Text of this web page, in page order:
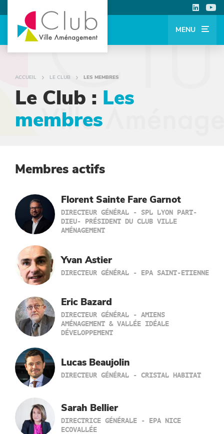
MENU
ACCUEIL LE CLUB LES MEMBRES
Le Club : Les
membres
Membres actifs
Florent Sainte Fare Garnot
DIRECTEUR GÉNÉRAL - SPL LYON PART-
DIEU- PRÉSIDENT DU CLUB VILLE
AMÉNAGEMENT
Yvan Astier
DIRECTEUR GÉNÉRAL - EPA SAINT-ETIENNE
Eric Bazard
DIRECTEUR GÉNÉRAL - AMIENS
AMÉNAGEMENT & VALLÉE IDÉALE
DÉVELOPPEMENT
Lucas Beaujolin
DIRECTEUR GÉNÉRAL - CRISTAL HABITAT
Sarah Bellier
DIRECTRICE GÉNÉRALE - EPA NICE
ECOVALLÉE